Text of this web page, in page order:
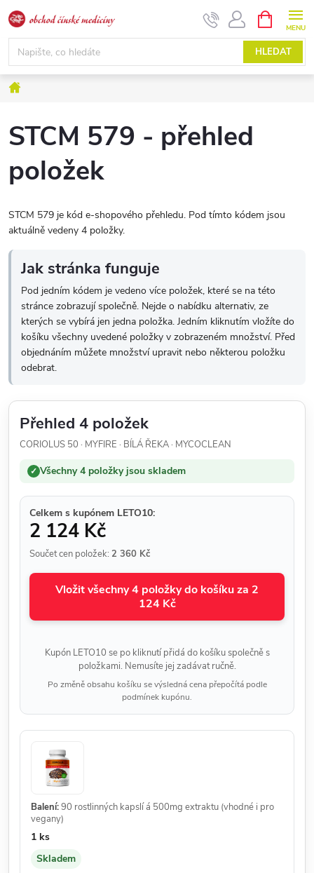
Přejít
na
obsah
HLEDAT
NÁKUPNÍ
KOŠÍK
Domů
STCM 579 - přehled
položek
STCM 579 je kód e-shopového přehledu. Pod tímto kódem jsou
aktuálně vedeny 4 položky.
Jak stránka funguje
Pod jedním kódem je vedeno více položek, které se na této
stránce zobrazují společně. Nejde o nabídku alternativ, ze
kterých se vybírá jen jedna položka. Jedním kliknutím vložíte do
košíku všechny uvedené položky v zobrazeném množství. Před
objednáním můžete množství upravit nebo některou položku
odebrat.
Přehled 4 položek
CORIOLUS 50 · MYFIRE · BÍLÁ ŘEKA · MYCOCLEAN
✓ Všechny 4 položky jsou skladem
Celkem s kupónem LETO10:
2 124 Kč
Součet cen položek: 2 360 Kč
Vložit všechny 4 položky do košíku za 2
124 Kč
Kupón LETO10 se po kliknutí přidá do košíku společně s
položkami. Nemusíte jej zadávat ručně.
Po změně obsahu košíku se výsledná cena přepočítá podle
podmínek kupónu.
Balení:90 rostlinných kapslí á 500mg extraktu (vhodné i pro
vegany)
Množství:
1 ks
Dostupnost:
Skladem